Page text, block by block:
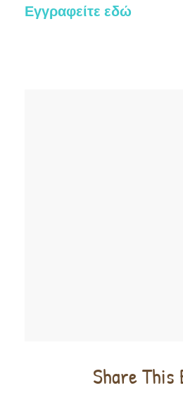
Εγγραφείτε εδώ
Share This